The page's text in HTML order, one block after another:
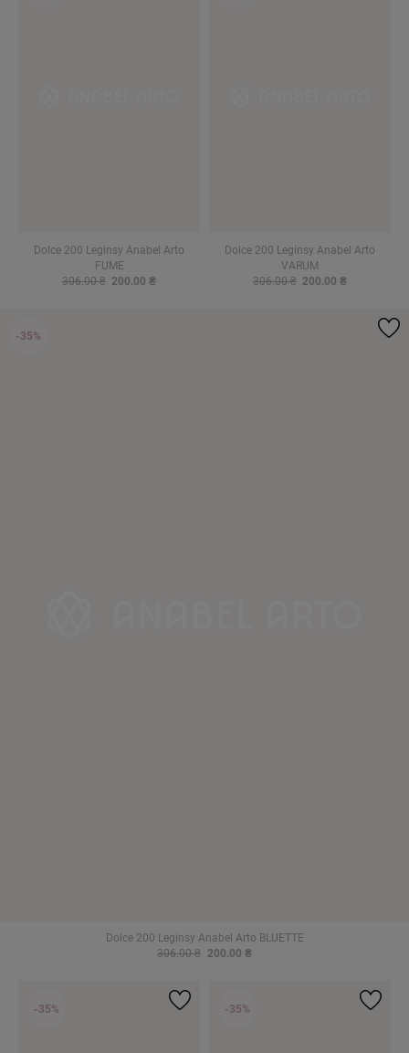
Dolce 200 Leginsy Anabel Arto
FUME
306.00 ₴ 200.00 ₴
Dolce 200 Leginsy Anabel Arto
VARUM
306.00 ₴ 200.00 ₴
Dolce 200 Leginsy Anabel Arto BLUETTE
306.00 ₴ 200.00 ₴
-35%
-35% -35%